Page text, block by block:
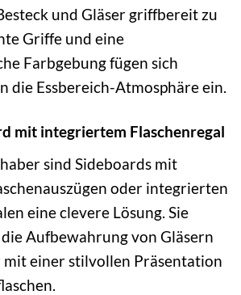
und Gläser griffbereit zu
Griffe und eine
Farbgebung fügen sich
die Essbereich-Atmosphäre ein.
mit integriertem Flaschenregal
sind Sideboards mit
oder integrierten
eine clevere Lösung. Sie
Aufbewahrung von Gläsern
mit einer stilvollen Präsentation